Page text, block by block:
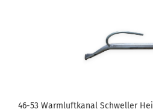
46-53 Warmluftkanal Schweller